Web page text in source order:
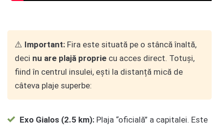
⚠️ Important: Fira este situată pe o stâncă înaltă,
deci nu are plajă proprie cu acces direct. Totuși,
fiind în centrul insulei, ești la distanță mică de
câteva plaje superbe:
Exo Gialos (2.5 km): Plaja “oficială” a capitalei. Este